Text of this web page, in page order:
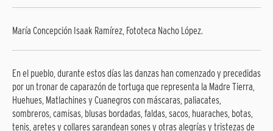
María Concepción Isaak Ramírez, Fototeca Nacho López.
En el pueblo, durante estos días las danzas han comenzado y precedidas
por un tronar de caparazón de tortuga que representa la Madre Tierra,
Huehues, Matlachines y Cuanegros con máscaras, paliacates,
sombreros, camisas, blusas bordadas, faldas, sacos, huaraches, botas,
tenis, aretes y collares sarandean sones y otras alegrías y tristezas de